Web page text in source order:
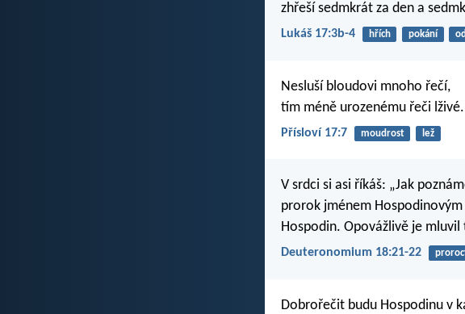
zhřeší sedmkrát za den a
Lukáš 17:3b-4 hřích pokání
Nesluší bloudovi mnoho řečí,
tím méně urozenému řeči lživé.
Přísloví 17:7 moudrost lež
V srdci si asi říkáš: „Jak
prorok jménem
Hospodin. Opovážlivě je
Deuteronomium 18:21-22
Dobrořečit budu Hospodinu v